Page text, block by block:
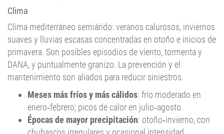
Clima mediterráneo semiárido: veranos calurosos, inviernos
suaves y lluvias escasas concentradas en otoño e inicios de
primavera. Son posibles episodios de viento, tormenta y
DANA, y puntualmente granizo. La prevención y el
mantenimiento son aliados para reducir siniestros.
Meses más fríos y más cálidos: frío moderado en
enero‑febrero; picos de calor en julio‑agosto.
Épocas de mayor precipitación : otoño‑invierno, con
chubascos irregulares y ocasional intensidad.
Prevención práctica: revisar cubiertas, canalones y